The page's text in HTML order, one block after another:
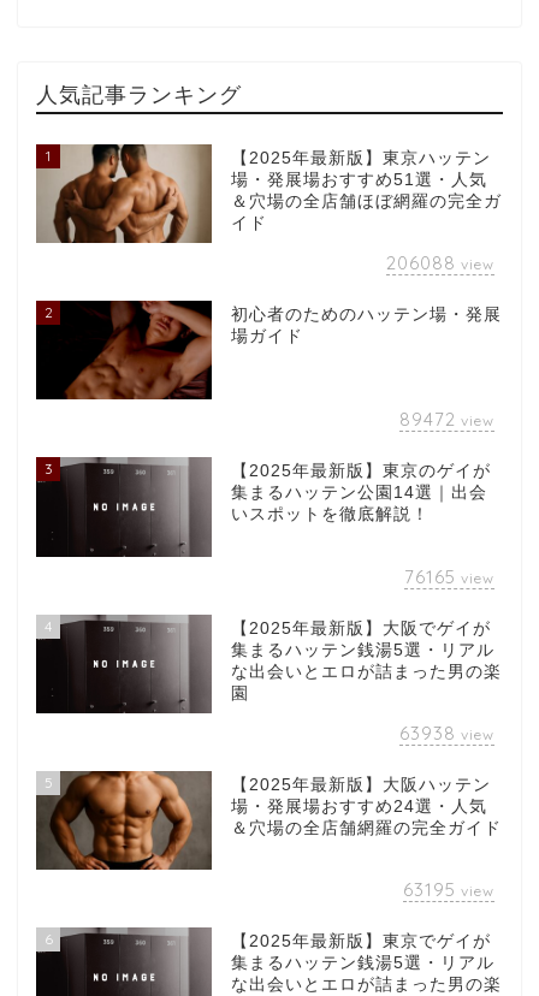
人気記事ランキング
1
【2025年最新版】東京ハッテン
場・発展場おすすめ51選・人気
＆穴場の全店舗ほぼ網羅の完全ガ
イド
206088 view
2
初心者のためのハッテン場・発展
場ガイド
89472 view
3
【2025年最新版】東京のゲイが
集まるハッテン公園14選｜出会
いスポットを徹底解説！
76165 view
4
【2025年最新版】大阪でゲイが
集まるハッテン銭湯5選・リアル
な出会いとエロが詰まった男の楽
園
63938 view
5
【2025年最新版】大阪ハッテン
場・発展場おすすめ24選・人気
＆穴場の全店舗網羅の完全ガイド
63195 view
6
【2025年最新版】東京でゲイが
集まるハッテン銭湯5選・リアル
な出会いとエロが詰まった男の楽